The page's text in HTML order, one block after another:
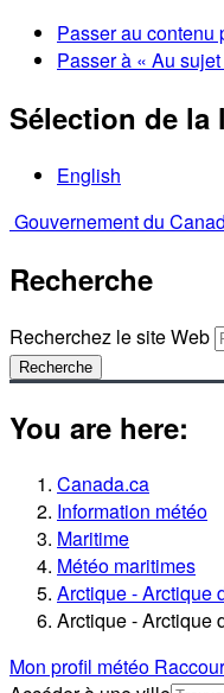
Passer au contenu
Passer à « Au
Sélection de la
English
Gouvernement du
Recherche
Recherchez le site Web
Recherche
You are here:
Canada.ca
Information météo
Maritime
Météo maritimes
Arctique - Arctique
Arctique - Arctique
Mon profil météo